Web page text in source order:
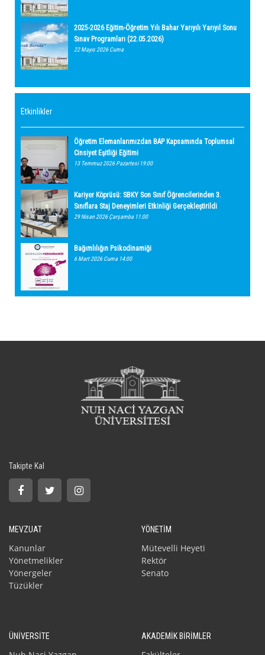
2025-2026 Eğitim-Öğretim Yılı Bahar Yarıyılı Yarıyıl Sonu
Sınav Programları (22.05.2026)
22 Mayıs 2026 Cuma
Etkinlikler
Öğretim Elemanlarımızdan BAP Kapsamında Toplumsal
Cinsiyet Eşitliği Eğitimi
13 Temmuz 2026 Pazartesi 19:00
Kariyer Köprüsü: SBKY Son Sınıf Öğrencilerinden 3.
Sınıflara Staj Deneyimleri Etkinliği Gerçekleştirildi
29 Nisan 2026 Çarşamba 11:00
Bağımlılığın Psikodinamiği
6 Mart 2026 Cuma 14:00
Takipte Kal
MEVZUAT
Kanunlar
Yönetmelikler
Yönergeler
Tüzükler
YÖNETİM
Mütevelli Heyeti
Rektör
Senato
ÜNİVERSİTE AKADEMİK BİRİMLER